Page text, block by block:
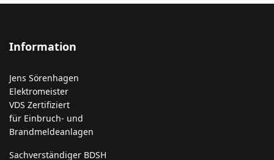
Information
Jens Sörenhagen
Elektromeister
VDS Zertifiziert
für Einbruch- und
Brandmeldeanlagen
Sachverständiger BDSH